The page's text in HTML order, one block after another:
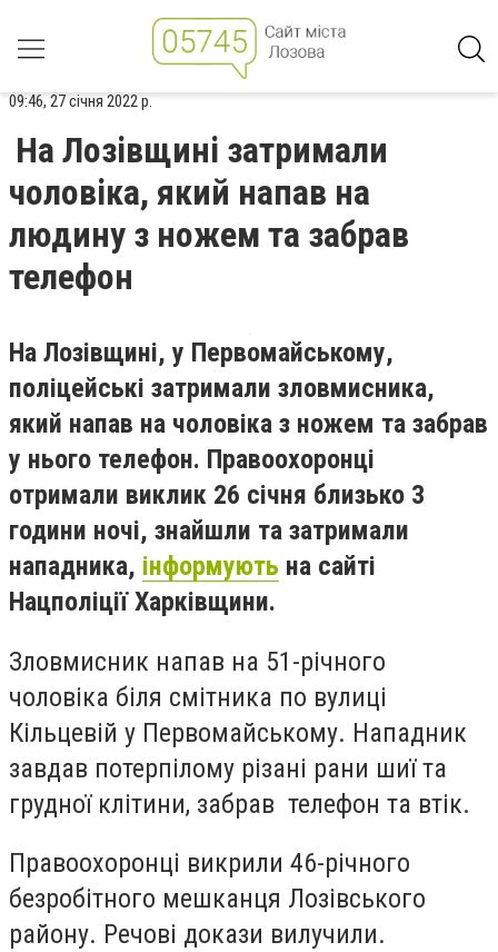
09:46, 27 січня 2022 р.
На Лозівщині затримали
чоловіка, який напав на
людину з ножем та забрав
телефон
На Лозівщині, у Первомайському,
поліцейські затримали зловмисника,
який напав на чоловіка з ножем та забрав
у нього телефон. Правоохоронці
отримали виклик 26 січня близько 3
години ночі, знайшли та затримали
нападника, інформують на сайті
Нацполіції Харківщини.
Зловмисник напав на 51-річного
чоловіка біля смітника по вулиці
Кільцевій у Первомайському. Нападник
завдав потерпілому різані рани шиї та
грудної клітини, забрав телефон та втік.
Правоохоронці викрили 46-річного
безробітного мешканця Лозівського
району. Речові докази вилучили.